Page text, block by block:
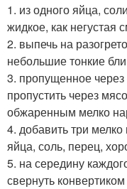
1. из одного яйца,
жидкое, как негустая
2. выпечь на
небольшие тонкие
3. пропущенное
пропустить через
обжаренным мелко
4. добавить три
яйца, соль, перец,
5. на середину
свернуть